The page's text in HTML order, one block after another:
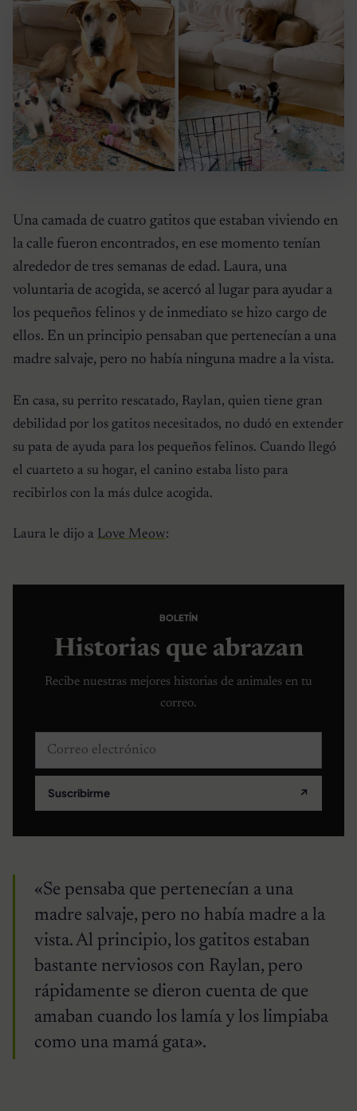
Una camada de cuatro gatitos que estaban viviendo en
la calle fueron encontrados, en ese momento tenían
alrededor de tres semanas de edad. Laura, una
voluntaria de acogida, se acercó al lugar para ayudar a
los pequeños felinos y de inmediato se hizo cargo de
ellos. En un principio pensaban que pertenecían a una
madre salvaje, pero no había ninguna madre a la vista.
En casa, su perrito rescatado, Raylan, quien tiene gran
debilidad por los gatitos necesitados, no dudó en extender
su pata de ayuda para los pequeños felinos. Cuando llegó
el cuarteto a su hogar, el canino estaba listo para
recibirlos con la más dulce acogida.
Laura le dijo a Love Meow:
BOLETÍN
Historias que abrazan
Recibe nuestras mejores historias de animales en tu
correo.
Correo electrónico
Suscribirme ↗
«Se pensaba que pertenecían a una
madre salvaje, pero no había madre a la
vista. Al principio, los gatitos estaban
bastante nerviosos con Raylan, pero
rápidamente se dieron cuenta de que
amaban cuando los lamía y los limpiaba
como una mamá gata».